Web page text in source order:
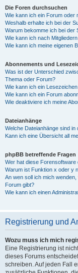
Die Foren durchsuchen
Wie kann ich ein Forum
Weshalb erhalte ich bei der
Warum bekomme ich bei der
Wie kann ich nach
Wie kann ich meine eigenen
Abonnements und
Was ist der Unterschied
Thema oder Forum?
Wie kann ich ein
Wie kann ich ein Forum
Wie deaktiviere ich meine
Dateianhänge
Welche Dateianhänge sind
Kann ich eine Übersicht all
phpBB betreffende Fragen
Wer hat diese Forensoftware
Warum ist Funktion x oder y
An wen soll ich mich
Forum gibt?
Wie kann ich einen
Registrierung und
Wozu muss ich mich
Eine Registrierung ist
dieses Forums
schreiben. Auf jeden Fall